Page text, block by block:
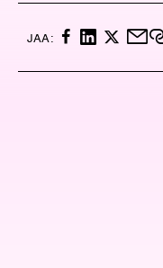
JAA:
F
C
L
N
X
M
I